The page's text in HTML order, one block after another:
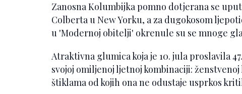
Zanosna Kolumbijka pomno dotjerana se
Colberta u New Yorku, a za dugokosom
u 'Modernoj obitelji' okrenule su se mnoge
Atraktivna glumica koja je 10. jula proslavila
svojoj omiljenoj ljetnoj kombinaciji:
štiklama od kojih ona ne odustaje usprkos